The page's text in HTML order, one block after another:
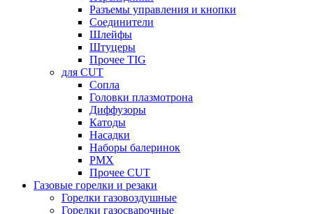
Разъемы управления и кнопки
Соединители
Шлейфы
Штуцеры
Прочее TIG
для CUT
Сопла
Головки плазмотрона
Диффузоры
Катоды
Насадки
Наборы балеринок
PMX
Прочее CUT
Газовые горелки и резаки
Горелки газовоздушные
Горелки газосварочные